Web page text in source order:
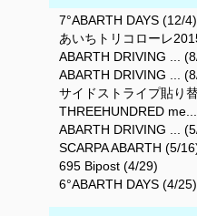
7°ABARTH DAYS (12/4)
あいちトリコローレ
ABARTH DRIVING ...
ABARTH DRIVING ...
サイドストライプ貼り
THREEHUNDRED
ABARTH DRIVING ...
SCARPA ABARTH (5/
695 Bipost (4/29)
6°ABARTH DAYS (4/25)